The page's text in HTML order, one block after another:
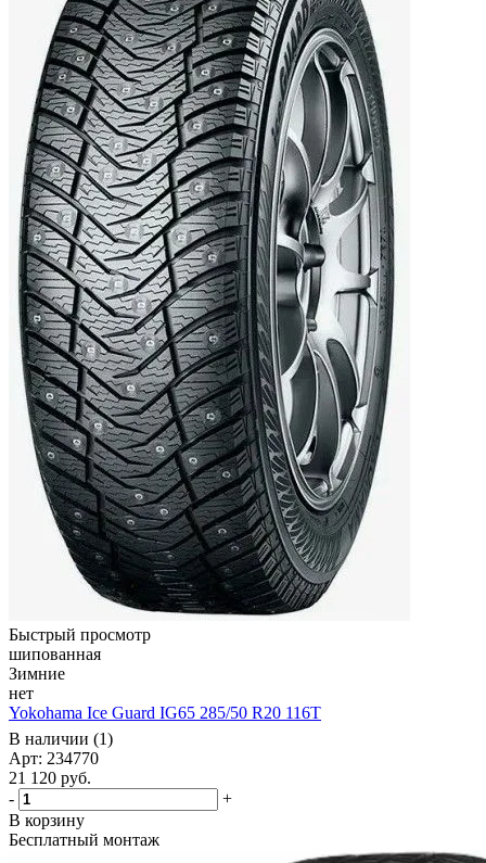
Быстрый просмотр
шипованная
Зимние
нет
Yokohama Ice Guard IG65 285/50 R20 116T
В наличии (1)
Арт: 234770
21 120 руб.
-
+
В корзину
Бесплатный монтаж